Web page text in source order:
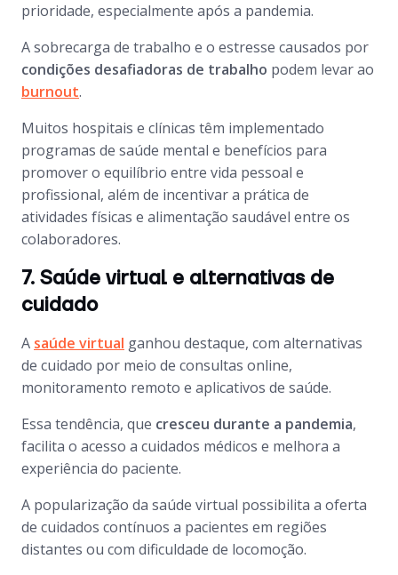
prioridade, especialmente após a pandemia.
A sobrecarga de trabalho e o estresse causados por
condições desafiadoras de trabalho podem levar ao
burnout.
Muitos hospitais e clínicas têm implementado
programas de saúde mental e benefícios para
promover o equilíbrio entre vida pessoal e
profissional, além de incentivar a prática de
atividades físicas e alimentação saudável entre os
colaboradores.
7. Saúde virtual e alternativas de
cuidado
A saúde virtual ganhou destaque, com alternativas
de cuidado por meio de consultas online,
monitoramento remoto e aplicativos de saúde.
Essa tendência, que cresceu durante a pandemia,
facilita o acesso a cuidados médicos e melhora a
experiência do paciente.
A popularização da saúde virtual possibilita a oferta
de cuidados contínuos a pacientes em regiões
distantes ou com dificuldade de locomoção.